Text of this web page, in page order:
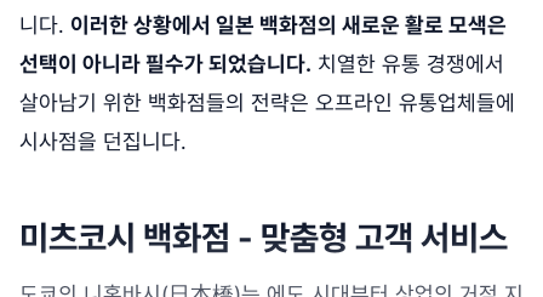
니다. 이러한 상황에서 일본 백화점의 새로운 활로 모색은
선택이 아니라 필수가 되었습니다. 치열한 유통 경쟁에서
살아남기 위한 백화점들의 전략은 오프라인 유통업체들에
시사점을 던집니다.
미츠코시 백화점 - 맞춤형 고객 서비스